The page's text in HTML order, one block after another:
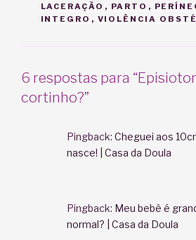
LACERAÇÃO , PARTO ,
INTEGRO , VIOLÊNCIA
6 respostas para
cortinho?”
Pingback: Cheguei aos
nasce! | Casa da Doula
Pingback: Meu bebê é
normal? | Casa da Doula